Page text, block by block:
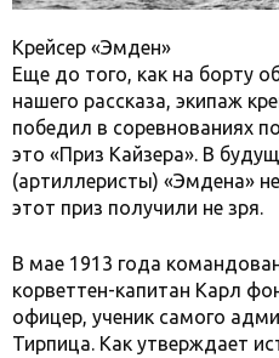
Крейсер «Эмден»
Еще до того, как на борту
нашего рассказа, экипаж
победил в соревнованиях
это «Приз Кайзера». В
(артиллеристы) «Эмдена»
этот приз получили не зря.
В мае 1913 года
корветтен-капитан Карл
офицер, ученик самого
Тирпица. Как утверждает